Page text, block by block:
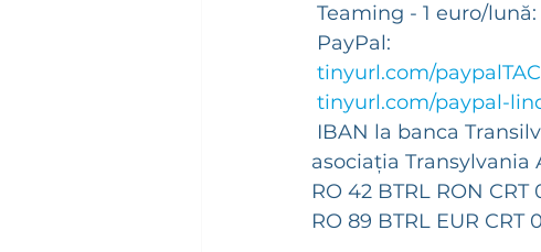
Teaming - 1 euro/lună:
PayPal:
tinyurl.com/paypalTAC
tinyurl.com/paypal-
IBAN la banca
asociația Transylvania
RO 42 BTRL RON CRT
RO 89 BTRL EUR CRT